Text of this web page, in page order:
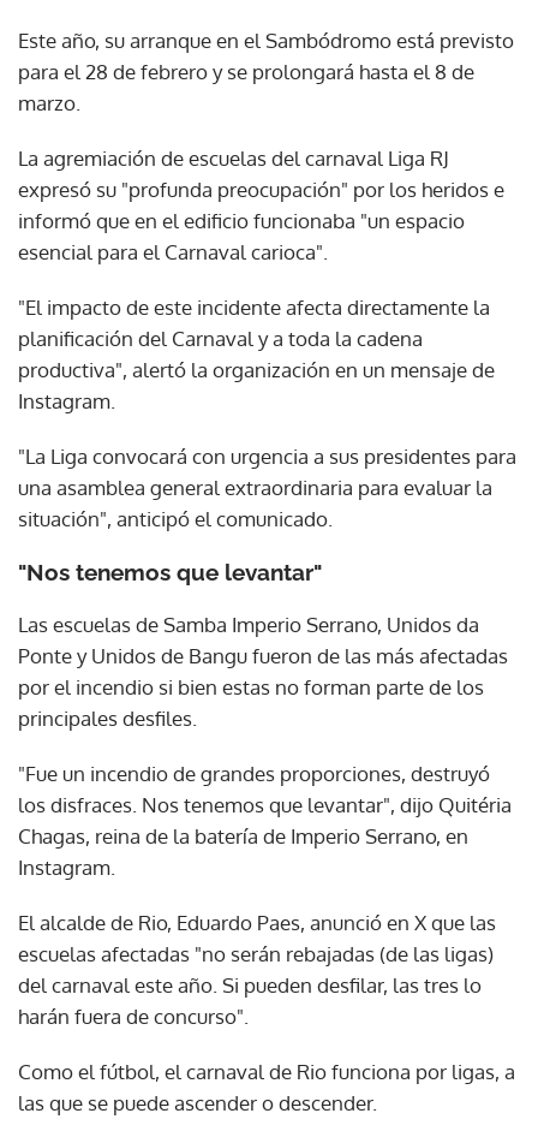
Este año, su arranque en el Sambódromo está previsto
para el 28 de febrero y se prolongará hasta el 8 de
marzo.
La agremiación de escuelas del carnaval Liga RJ
expresó su "profunda preocupación" por los heridos e
informó que en el edificio funcionaba "un espacio
esencial para el Carnaval carioca".
"El impacto de este incidente afecta directamente la
planificación del Carnaval y a toda la cadena
productiva", alertó la organización en un mensaje de
Instagram.
"La Liga convocará con urgencia a sus presidentes para
una asamblea general extraordinaria para evaluar la
situación", anticipó el comunicado.
"Nos tenemos que levantar"
Las escuelas de Samba Imperio Serrano, Unidos da
Ponte y Unidos de Bangu fueron de las más afectadas
por el incendio si bien estas no forman parte de los
principales desfiles.
"Fue un incendio de grandes proporciones, destruyó
los disfraces. Nos tenemos que levantar", dijo Quitéria
Chagas, reina de la batería de Imperio Serrano, en
Instagram.
El alcalde de Rio, Eduardo Paes, anunció en X que las
escuelas afectadas "no serán rebajadas (de las ligas)
del carnaval este año. Si pueden desfilar, las tres lo
harán fuera de concurso".
Como el fútbol, el carnaval de Rio funciona por ligas, a
las que se puede ascender o descender.